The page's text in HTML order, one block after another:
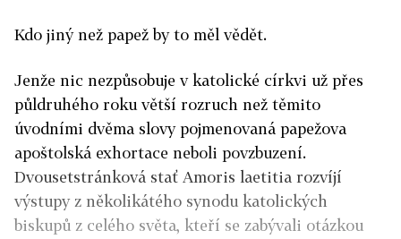
Kdo jiný než papež by to měl vědět.
Jenže nic nezpůsobuje v katolické církvi už přes
půldruhého roku větší rozruch než těmito
úvodními dvěma slovy pojmenovaná papežova
apoštolská exhortace neboli povzbuzení.
Dvousetstránková stať Amoris laetitia rozvíjí
výstupy z několikátého synodu katolických
biskupů z celého světa, kteří se zabývali otázkou